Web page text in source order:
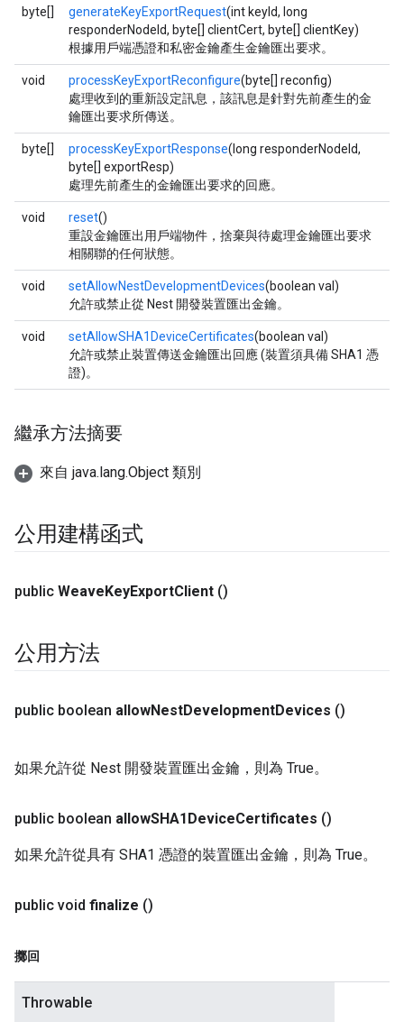
byte[] generateKeyExportRequest(int keyId, long
responderNodeId, byte[] clientCert, byte[] clientKey)
根據用戶端憑證和私密金鑰產生金鑰匯出要求。
void processKeyExportReconfigure(byte[] reconfig)
處理收到的重新設定訊息，該訊息是針對先前產生的金
鑰匯出要求所傳送。
byte[] processKeyExportResponse(long responderNodeId,
byte[] exportResp)
處理先前產生的金鑰匯出要求的回應。
void reset()
重設金鑰匯出用戶端物件，捨棄與待處理金鑰匯出要求
相關聯的任何狀態。
void setAllowNestDevelopmentDevices(boolean val)
允許或禁止從 Nest 開發裝置匯出金鑰。
void setAllowSHA1DeviceCertificates(boolean val)
允許或禁止裝置傳送金鑰匯出回應 (裝置須具備 SHA1 憑
證)。
繼承方法摘要
來自 java.lang.Object 類別
公用建構函式
public WeaveKeyExportClient ()
公用方法
public boolean allowNestDevelopmentDevices ()
如果允許從 Nest 開發裝置匯出金鑰，則為 True。
public boolean allowSHA1DeviceCertificates ()
如果允許從具有 SHA1 憑證的裝置匯出金鑰，則為 True。
public void finalize ()
擲回
Throwable